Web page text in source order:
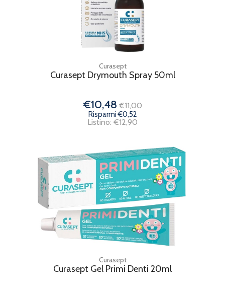
Curasept
Curasept Drymouth Spray 50ml
€10,48 €11,00
Risparmi €0,52
Listino: €12,90
Curasept
Curasept Gel Primi Denti 20ml